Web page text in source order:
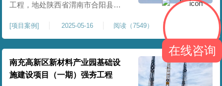
工程，地处陕西省渭南市合阳县，
的关键前置工程，主要服务于片区
农业灌溉蓄水配套建设，为后续蓄
水池主体施工筑牢地基基础，保障
灌区水利设施长期稳定运行。本工
程核心施工内容为蓄水池场地地基
强夯加固处理，总强夯施工面积
[项目案例] 2025-05-16 阅读（7549）
南充高新区新材料产业园基础设
施建设项目（一期）强夯工程
在线咨询